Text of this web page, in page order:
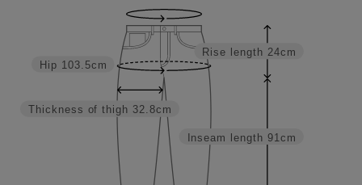
Inseam length 91cm
Rise length 24cm
Thickness of thigh 32.8cm
Hip 103.5cm